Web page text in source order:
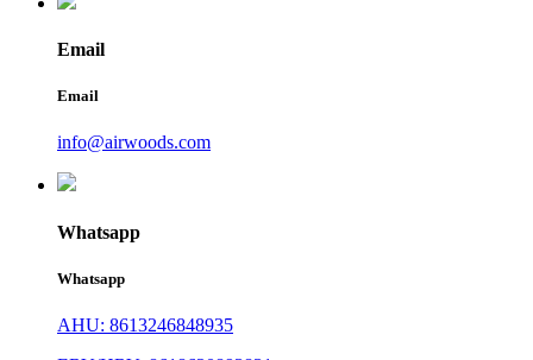
Email
Email
info@airwoods.com
Whatsapp
Whatsapp
AHU: 8613246848935